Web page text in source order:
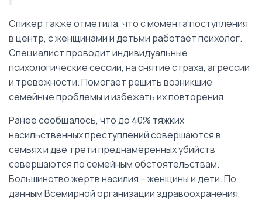
Спикер также отметила, что с момента поступления
в центр, с женщинами и детьми работает психолог.
Специалист проводит индивидуальные
психологические сессии, на снятие страха, агрессии
и тревожности. Помогает решить возникшие
семейные проблемы и избежать их повторения.
Ранее сообщалось, что до 40% тяжких
насильственных преступлений совершаются в
семьях и две трети преднамеренных убийств
совершаются по семейным обстоятельствам.
Большинство жертв насилия – женщины и дети. По
данным Всемирной организации здравоохранения,